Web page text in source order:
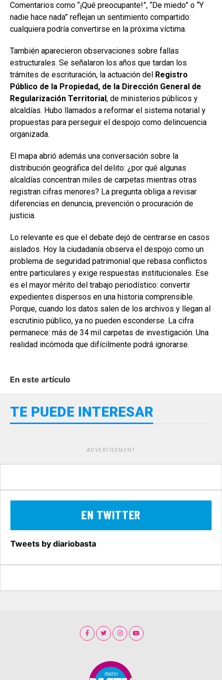
Comentarios como “¡Qué preocupante!”, “De miedo” o “Y
nadie hace nada” reflejan un sentimiento compartido:
cualquiera podría convertirse en la próxima víctima.
También aparecieron observaciones sobre fallas
estructurales. Se señalaron los años que tardan los
trámites de escrituración, la actuación del Registro
Público de la Propiedad, de la Dirección General de
Regularización Territorial, de ministerios públicos y
alcaldías. Hubo llamados a reformar el sistema notarial y
propuestas para perseguir el despojo como delincuencia
organizada.
El mapa abrió además una conversación sobre la
distribución geográfica del delito: ¿por qué algunas
alcaldías concentran miles de carpetas mientras otras
registran cifras menores? La pregunta obliga a revisar
diferencias en denuncia, prevención o procuración de
justicia.
Lo relevante es que el debate dejó de centrarse en casos
aislados. Hoy la ciudadanía observa el despojo como un
problema de seguridad patrimonial que rebasa conflictos
entre particulares y exige respuestas institucionales. Ese
es el mayor mérito del trabajo periodístico: convertir
expedientes dispersos en una historia comprensible.
Porque, cuando los datos salen de los archivos y llegan al
escrutinio público, ya no pueden esconderse. La cifra
permanece: más de 34 mil carpetas de investigación. Una
realidad incómoda que difícilmente podrá ignorarse.
En este artículo
TE PUEDE INTERESAR
ADVERTISEMENT
EN TWITTER
Tweets by diariobasta